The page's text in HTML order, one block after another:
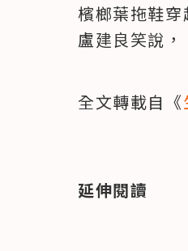
檳榔葉拖鞋穿
盧建良笑說，
全文轉載自《
延伸閱讀